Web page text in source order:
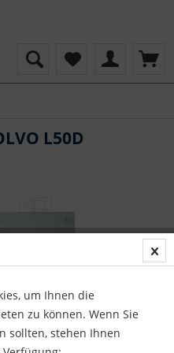
L50D
um Ihnen die
zu können. Wenn Sie
sollten, stehen Ihnen